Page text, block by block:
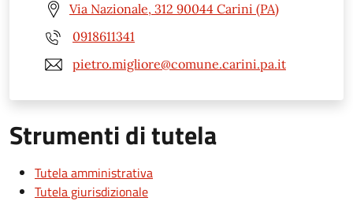
Via Nazionale, 312 90044 Carini (PA)
0918611341
pietro.migliore@comune.carini.pa.it
Strumenti di tutela
Tutela amministrativa
Tutela giurisdizionale